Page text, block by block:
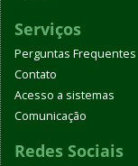
Serviços
Perguntas Frequentes
Contato
Acesso a sistemas
Comunicação
Redes Sociais